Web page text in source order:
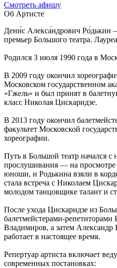
Cмотреть афишу
Об Артисте
Дени́с Алекса́ндрович Ро́дькин
премьер Большого театра.
Родился 3 июля 1990 года в
В 2009 году окончил
Московском государственном
«Гжель» и был принят в
класс Николая Цискаридзе.
В 2013 году окончил
факультет Московской
хореографии.
Путь в Большой театр начался с
прослушивания — на просмотре
юноши, и Родькина взяли в
стала встреча с Николаем
молодом танцовщике талант и
После ухода Цискаридзе из
балетмейстерами-
Владимиров, а затем Александр
работает в настоящее время.
Репертуар артиста включает
современных постановках: